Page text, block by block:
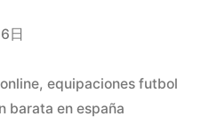
日
, equipaciones futbol
barata en españa